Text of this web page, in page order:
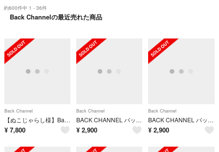
約600件中 1 - 36件
Back Channelの最近売れた商品
Back Channel
【ぬこじゃらし様】BackChannel バックチャンネル ブッシュハット L カモ
¥ 7,800
Back Channel
BACK CHANNEL バック チャンネル Tシャツ・カットソー L 黒 【古着】【中古】【送料無料】
¥ 2,900
Back Channel
BACK CHANNEL バック チャンネル カジュアルシャツ M 黒 【古着】【中古】【送料無料】
¥ 2,900